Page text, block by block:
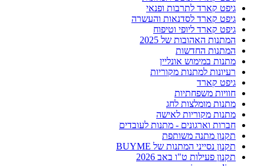
גיפט קארד לתרבות ופנאי
גיפט קארד לסדנאות והעשרה
גיפט קארד ליופי וטיפוח
המתנות האהובות של 2025
המתנות החדשות
מתנות במימוש אונליין
רעיונות למתנות מקוריות
גיפט קארד
חוויות משפחתיות
מתנות מומלצות לחג
מתנות מקוריות לאישה
חברות וארגונים - מתנות לעובדים
תקנון מתנה משותפת
תקנון נסייני המתנות של BUYME
תקנון פעילות ט"ו באב 2026